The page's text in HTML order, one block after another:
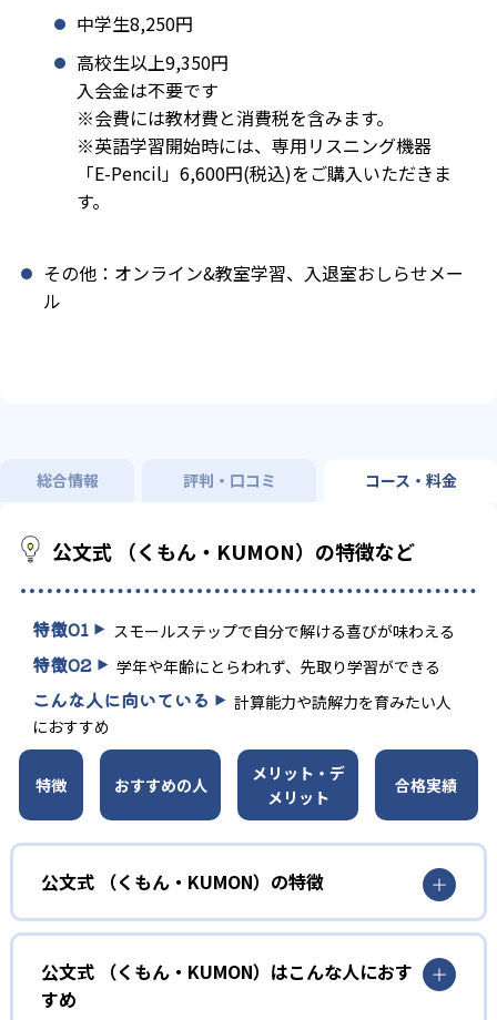
中学生8,250円
高校生以上9,350円
入会金は不要です
※会費には教材費と消費税を含みます。
※英語学習開始時には、専用リスニング機器
「E-Pencil」6,600円(税込)をご購入いただきま
す。
その他：オンライン&教室学習、入退室おしらせメー
ル
総合情報 評判・口コミ コース・料金
公文式 （くもん・KUMON）の特徴など
特徴01 スモールステップで自分で解ける喜びが味わえる
特徴02 学年や年齢にとらわれず、先取り学習ができる
こんな人に向いている
計算能力や読解力を育みたい人
におすすめ
特徴 おすすめの人
メリット・デ
メリット
合格実績
公文式 （くもん・KUMON）の特徴
01
無学年式の学力別学習
KUMONでは、年齢や学年にとらわれずに、一人ひとりの学
力に応じたレベルから学習を始めている。
公文式 （くもん・KUMON）はこんな人におす
すめ